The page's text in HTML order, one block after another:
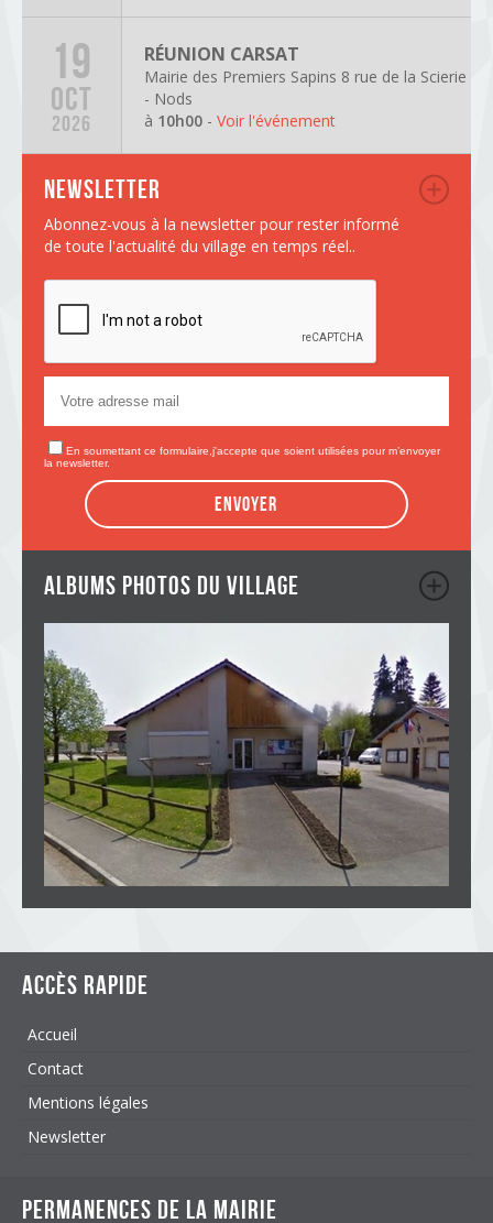
19
OCT
2026
RÉUNION CARSAT
Mairie des Premiers Sapins 8 rue de la Scierie
- Nods
à 10h00 - Voir l'événement
Newsletter
Abonnez-vous à la newsletter pour rester informé
de toute l'actualité du village en temps réel..
En soumettant ce formulaire,j'accepte que soient utilisées pour m’envoyer
la newsletter.
Envoyer
albums photos du village
Accès rapide
Accueil
Contact
Mentions légales
Newsletter
Permanences de la mairie